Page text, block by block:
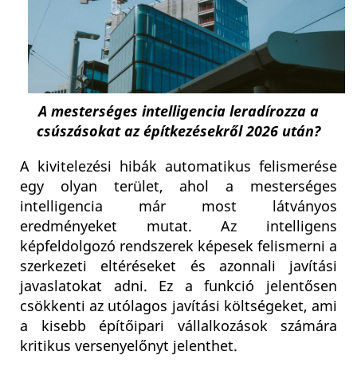
A mesterséges intelligencia leradírozza a
csúszásokat az építkezésekről 2026 után?
A kivitelezési hibák automatikus felismerése
egy olyan terület, ahol a mesterséges
intelligencia már most látványos
eredményeket mutat. Az intelligens
képfeldolgozó rendszerek képesek felismerni a
szerkezeti eltéréseket és azonnali javítási
javaslatokat adni. Ez a funkció jelentősen
csökkenti az utólagos javítási költségeket, ami
a kisebb építőipari vállalkozások számára
kritikus versenyelőnyt jelenthet.